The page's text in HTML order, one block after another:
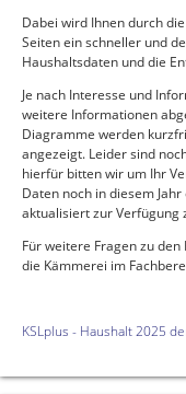
Dabei wird Ihnen durch
Seiten ein schneller und
Haushaltsdaten und die
Je nach Interesse und
weitere Informationen
Diagramme werden
angezeigt. Leider sind
hierfür bitten wir um Ihr
Daten noch in diesem
aktualisiert zur Verfügung
Für weitere Fragen zu
die Kämmerei im
KSLplus - Haushalt 2025